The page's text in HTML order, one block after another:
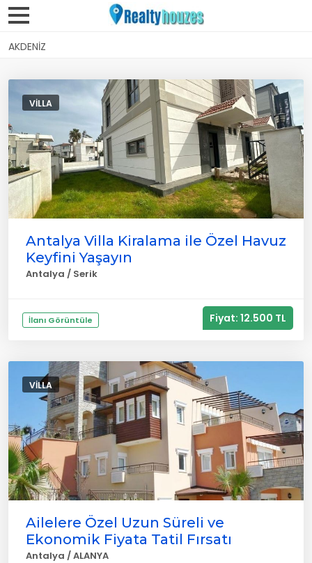
AKDENIZ
VILLA
Antalya Villa Kiralama ile Özel Havuz
Keyfini Yaşayın
Antalya / Serik
İlanı Görüntüle Fiyat: 12.500 TL
VILLA
Ailelere Özel Uzun Süreli ve
Ekonomik Fiyata Tatil Fırsatı
Antalya / ALANYA